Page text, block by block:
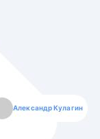
Александр Кулагин
Даниил Макаров
Екатерина Лазаренко
Борис Кашко
Юлия Изоитко